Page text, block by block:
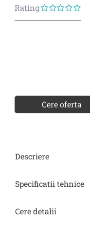
Rating
Evaluat
Cere oferta
Descriere
Specificatii tehnice
Cere detalii